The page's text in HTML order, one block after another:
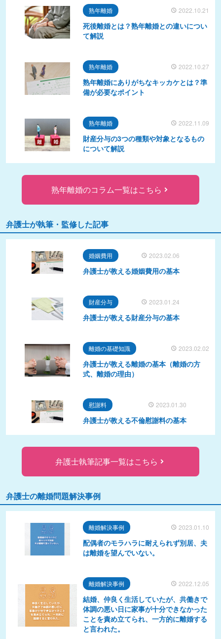
熟年離婚 2022.10.21
死後離婚とは？熟年離婚との違いについ
て解説
熟年離婚 2022.10.27
熟年離婚にありがちなキッカケとは？準
備が必要なポイント
熟年離婚 2022.11.09
財産分与の3つの種類や対象となるもの
について解説
熟年離婚のコラム一覧はこちら
弁護士が執筆・監修した記事
婚姻費用 2023.02.06
弁護士が教える婚姻費用の基本
財産分与 2023.01.24
弁護士が教える財産分与の基本
離婚の基礎知識 2023.02.02
弁護士が教える離婚の基本（離婚の方
式、離婚の理由）
慰謝料 2023.01.30
弁護士が教える不倫慰謝料の基本
弁護士執筆記事一覧はこちら
弁護士の離婚問題解決事例
離婚解決事例 2023.01.10
配偶者のモラハラに耐えられず別居、夫
は離婚を望んでいない。
離婚解決事例 2022.12.05
結婚、仲良く生活していたが、共働きで
体調の悪い日に家事が十分できなかった
ことを責め立てられ、一方的に離婚する
と言われた。